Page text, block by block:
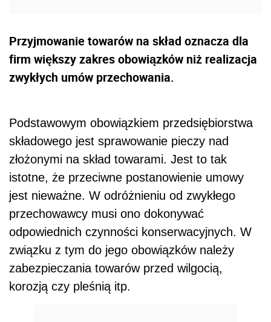
Przyjmowanie towarów na skład oznacza dla
firm większy zakres obowiązków niż realizacja
zwykłych umów przechowania.
Podstawowym obowiązkiem przedsiębiorstwa
składowego jest sprawowanie pieczy nad
złożonymi na skład towarami. Jest to tak
istotne, że przeciwne postanowienie umowy
jest nieważne. W odróżnieniu od zwykłego
przechowawcy musi ono dokonywać
odpowiednich czynności konserwacyjnych. W
związku z tym do jego obowiązków należy
zabezpieczania towarów przed wilgocią,
korozją czy pleśnią itp.